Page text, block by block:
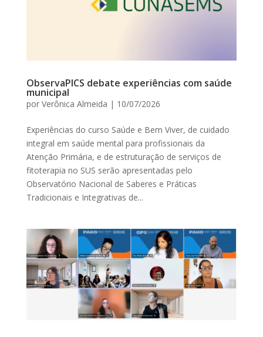
ObservaPICS debate experiências com saúde
municipal
por Verônica Almeida | 10/07/2026
Experiências do curso Saúde e Bem Viver, de cuidado
integral em saúde mental para profissionais da
Atenção Primária, e de estruturação de serviços de
fitoterapia no SUS serão apresentadas pelo
Observatório Nacional de Saberes e Práticas
Tradicionais e Integrativas de...